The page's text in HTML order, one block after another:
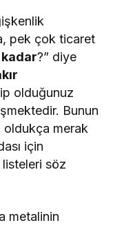
pek çok ticaret
kadar?” diye
olduğunuz
Bunun
oldukça merak
için
listeleri söz
metalinin